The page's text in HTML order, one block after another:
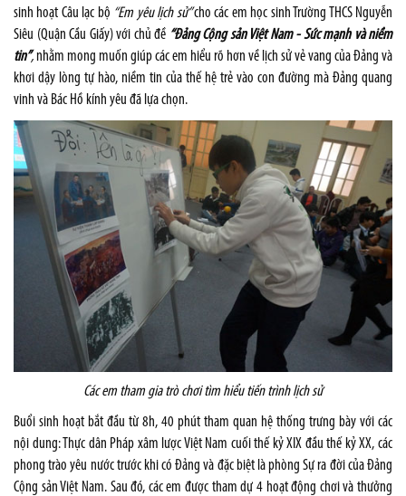
sinh hoạt Câu lạc bộ “Em yêu lịch sử”cho các em học sinh Trường THCS Nguyễn
Siêu (Quận Cầu Giấy) với chủ đề “Đảng Cộng sản Việt Nam - Sức mạnh và niềm
tin”,nhằm mong muốn giúp các em hiểu rõ hơn về lịch sử vẻ vang của Đảng và
khơi dậy lòng tự hào, niềm tin của thế hệ trẻ vào con đường mà Đảng quang
vinh và Bác Hồ kính yêu đã lựa chọn.
Các em tham gia trò chơi tìm hiểu tiến trình lịch sử
Buổi sinh hoạt bắt đầu từ 8h, 40 phút tham quan hệ thống trưng bày với các
nội dung: Thực dân Pháp xâm lược Việt Nam cuối thế kỷ XIX đầu thế kỷ XX, các
phong trào yêu nước trước khi có Đảng và đặc biệt là phòng Sự ra đời của Đảng
Cộng sản Việt Nam. Sau đó, các em được tham dự 4 hoạt động chơi và thưởng